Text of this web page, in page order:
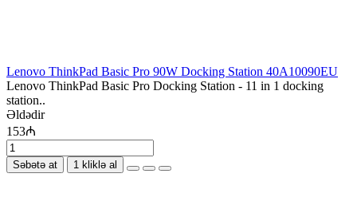
Lenovo ThinkPad Basic Pro 90W Docking Station 40A10090EU
Lenovo ThinkPad Basic Pro Docking Station - 11 in 1 docking
station..
Əldədir
153₼
Səbətə at 1 kliklə al